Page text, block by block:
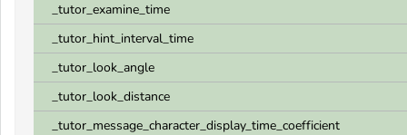
_tutor_examine_time
_tutor_hint_interval_time
_tutor_look_angle
_tutor_look_distance
_tutor_message_character_display_time_coefficient